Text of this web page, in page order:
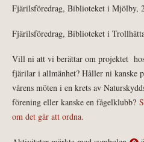
Fjärilsföredrag, Biblioteket i Mjölby,
Fjärilsföredrag, Biblioteket i
Vill ni att vi berättar om projektet
fjärilar i allmänhet? Håller ni kanske
vårens möten i en krets av
förening eller kanske en fågelklubb?
om det går att ordna.